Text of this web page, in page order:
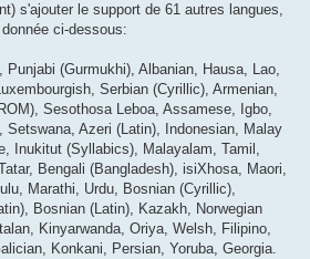
s'ajouter le support de 61 autres langues,
ci-dessous:
(Gurmukhi), Albanian, Hausa, Lao,
Serbian (Cyrillic), Armenian,
Sesothosa Leboa, Assamese, Igbo,
Setswana, Azeri (Latin), Indonesian, Malay
Inukitut (Syllabics), Malayalam, Tamil,
Bengali (Bangladesh), isiXhosa, Maori,
Marathi, Urdu, Bosnian (Cyrillic),
Bosnian (Latin), Kazakh, Norwegian
Kinyarwanda, Oriya, Welsh, Filipino,
Konkani, Persian, Yoruba, Georgia.